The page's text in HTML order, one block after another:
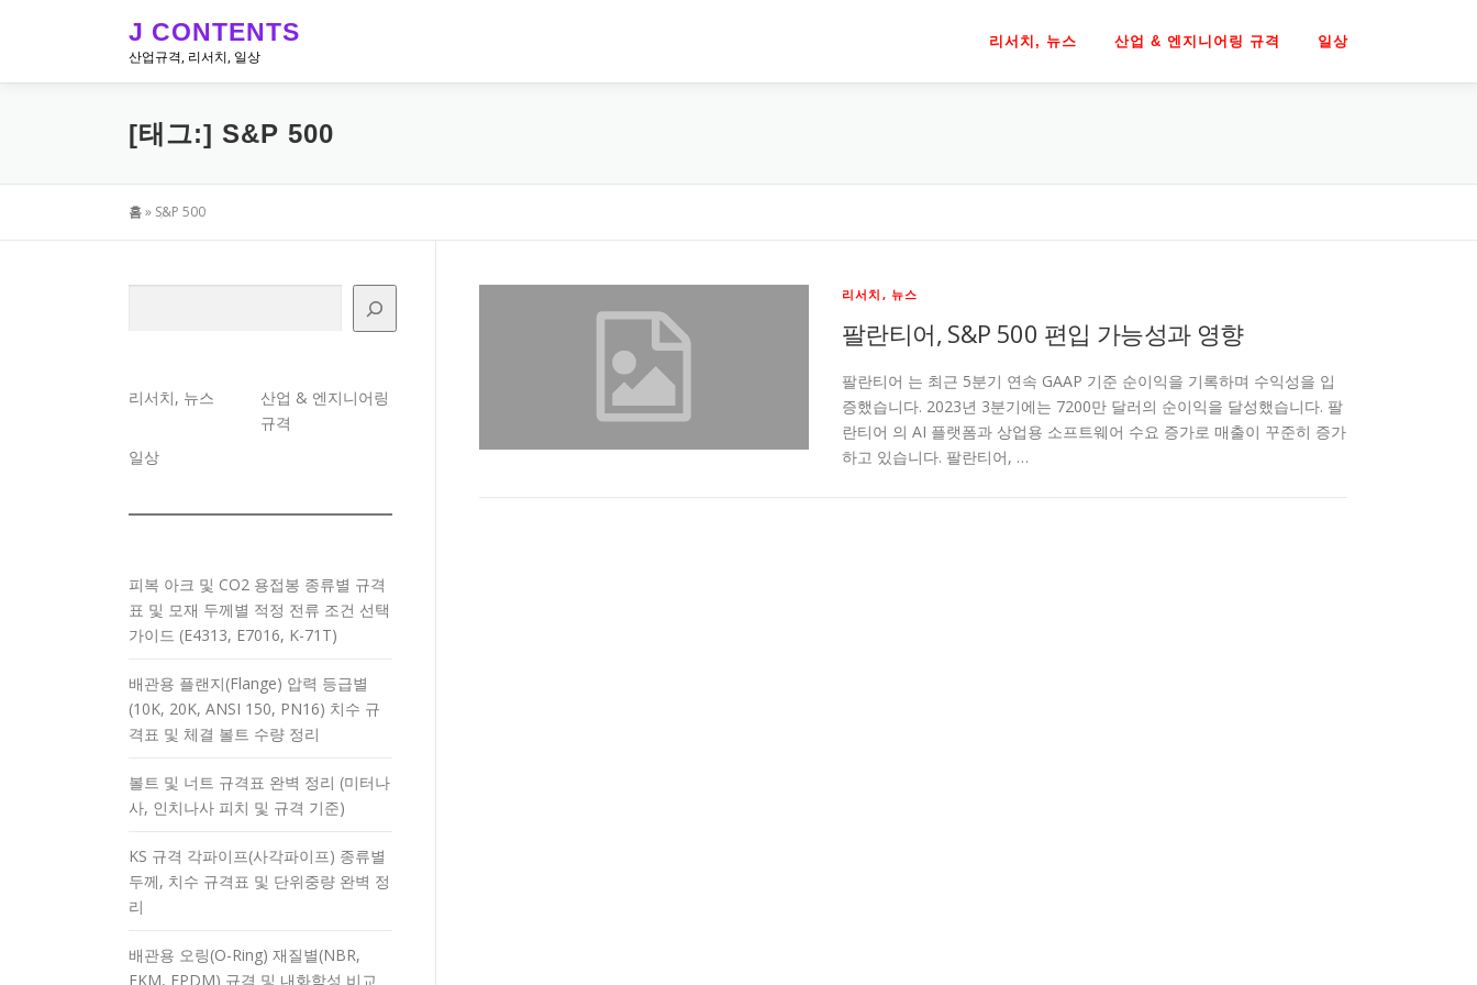
로
J CONTENTS
산업규격, 리서치, 일상
리서치, 뉴스 산업 & 엔지니어링 규격 일상
[태그:] S&P 500
홈» S&P 500
리서치, 뉴스
팔란티어, S&P 500 편입 가능성과 영향
팔란티어 는 최근 5분기 연속 GAAP 기준 순이익을 기록하며 수익성을 입
증했습니다. 2023년 3분기에는 7200만 달러의 순이익을 달성했습니다. 팔
란티어 의 AI 플랫폼과 상업용 소프트웨어 수요 증가로 매출이 꾸준히 증가
하고 있습니다. 팔란티어, …
리서치, 뉴스
산업 & 엔지니어링
규격
일상
피복 아크 및 CO2 용접봉 종류별 규격
표 및 모재 두께별 적정 전류 조건 선택
가이드 (E4313, E7016, K-71T)
배관용 플랜지(Flange) 압력 등급별
(10K, 20K, ANSI 150, PN16) 치수 규
격표 및 체결 볼트 수량 정리
볼트 및 너트 규격표 완벽 정리 (미터나
사, 인치나사 피치 및 규격 기준)
KS 규격 각파이프(사각파이프) 종류별
두께, 치수 규격표 및 단위중량 완벽 정
리
배관용 오링(O-Ring) 재질별(NBR,
FKM, EPDM) 규격 및 내화학성 비교